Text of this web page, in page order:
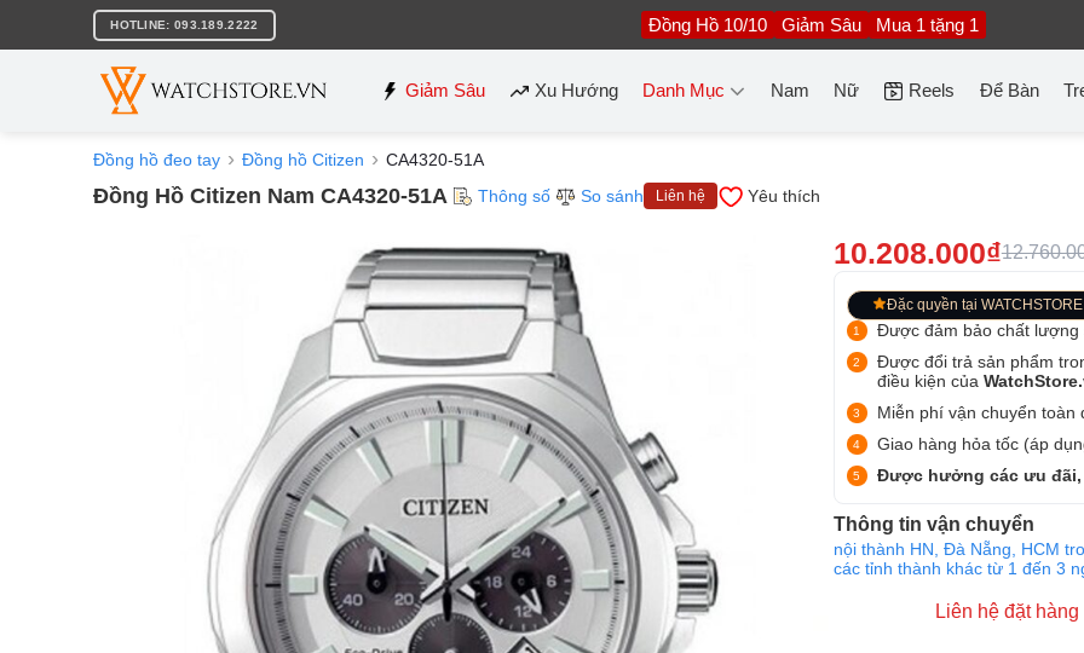
nội
HOTLINE: 093.189.2222 Đồng Hồ 10/10 Giảm Sâu Mua 1 tặng 1
Giảm Sâu Xu Hướng Danh Mục Nam Nữ Reels Để Bàn
Đồng hồ đeo tay Đồng hồ Citizen CA4320-51A
Đồng Hồ Citizen Nam CA4320-51A Thông số So sánh Liên hệ Yêu thích
10.208.000₫
Đặc quyền tại WATCHSTORE
Được đảm bảo chất lượng
Được đổi trả sản phẩm
điều kiện của
Miễn phí vận chuyển toàn
Giao hàng hỏa tốc (áp
Được hưởng các ưu đãi,
Thông tin vận chuyển
nội thành HN, Đà Nẵng, HCM
các tỉnh thành khác từ 1 đến 3
Liên hệ đặt hàng